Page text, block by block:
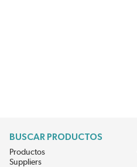
BUSCAR PRODUCTOS
Productos
Suppliers